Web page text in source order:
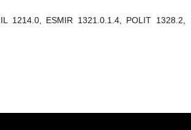
1214.0, ESMIR 1321.0.1.4, POLIT 1328.2,